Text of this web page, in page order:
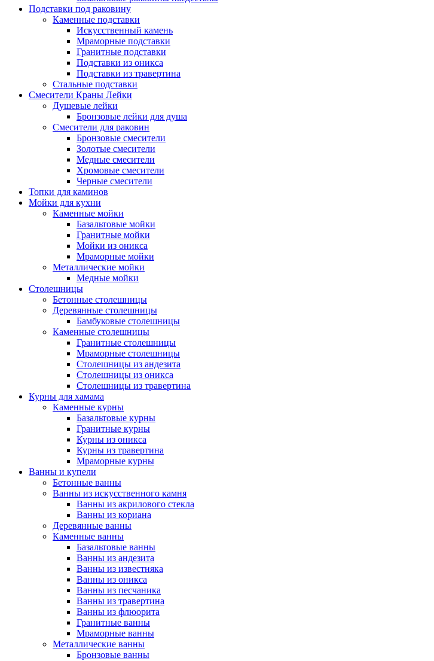
Подставки под раковину
Каменные подставки
Искусственный камень
Мраморные подставки
Гранитные подставки
Подставки из оникса
Подставки из травертина
Стальные подставки
Смесители Краны Лейки
Душевые лейки
Бронзовые лейки для душа
Смесители для раковин
Бронзовые смесители
Золотые смесители
Медные смесители
Хромовые смесители
Черные смесители
Топки для каминов
Мойки для кухни
Каменные мойки
Базальтовые мойки
Гранитные мойки
Мойки из оникса
Мраморные мойки
Металлические мойки
Медные мойки
Столешницы
Бетонные столешницы
Деревянные столешницы
Бамбуковые столешницы
Каменные столешницы
Гранитные столешницы
Мраморные столешницы
Столешницы из андезита
Столешницы из оникса
Столешницы из травертина
Курны для хамама
Каменные курны
Базальтовые курны
Гранитные курны
Курны из оникса
Курны из травертина
Мраморные курны
Ванны и купели
Бетонные ванны
Ванны из искусственного камня
Ванны из акрилового стекла
Ванны из кориана
Деревянные ванны
Каменные ванны
Базальтовые ванны
Ванны из андезита
Ванны из известняка
Ванны из оникса
Ванны из песчаника
Ванны из травертина
Ванны из флюорита
Гранитные ванны
Мраморные ванны
Металлические ванны
Бронзовые ванны